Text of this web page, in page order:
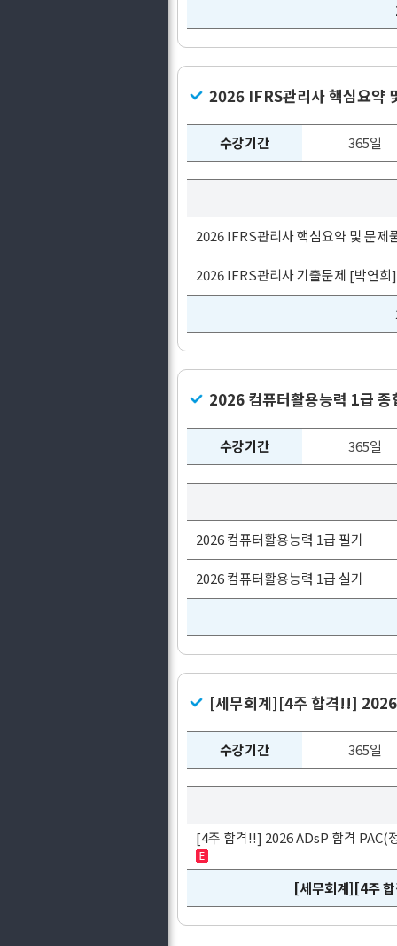
2026 IFRS관리사 핵심요약
수강기간 365일
2026 IFRS관리사 핵심요약 및 문제
2026 IFRS관리사 기출문제 [박연희]
2026 컴퓨터활용능력 1급
수강기간 365일
2026 컴퓨터활용능력 1급 필기
2026 컴퓨터활용능력 1급 실기
[세무회계][4주 합격!!] 2026
수강기간 365일
[4주 합격!!] 2026 ADsP 합격 PAC(
[세무회계][4주